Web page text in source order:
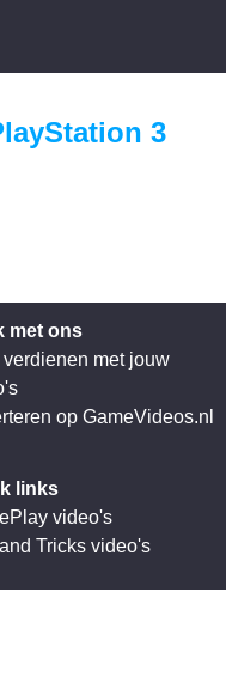
3
met ons
met jouw
op GameVideos.nl
links
video's
Tricks video's